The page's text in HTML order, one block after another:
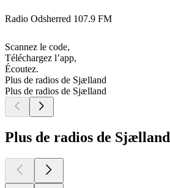
Radio Odsherred 107.9 FM
Scannez le code,
Téléchargez l’app,
Écoutez.
Plus de radios de Sjælland
Plus de radios de Sjælland
Plus de radios de Sjælland